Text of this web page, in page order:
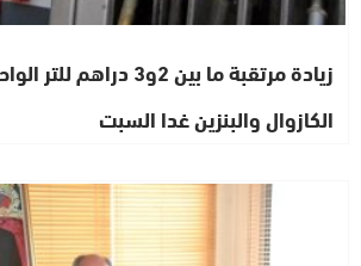
زيادة مرتقبة ما بين 2و3
الكازوال والبنزين غدا السبت